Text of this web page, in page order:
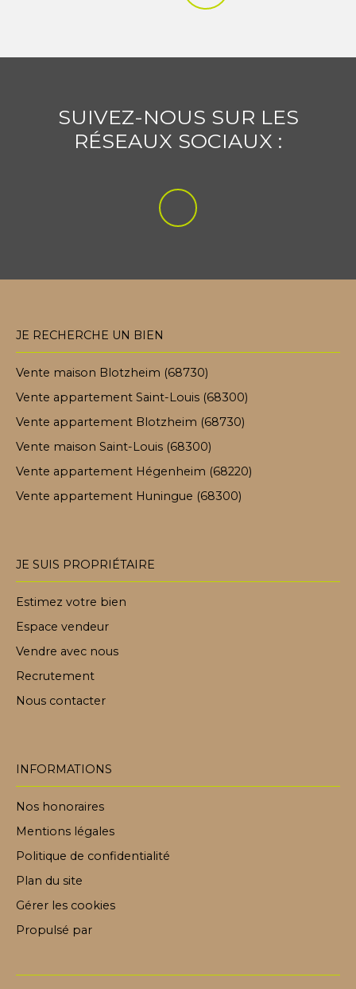
SUIVEZ-NOUS SUR LES
RÉSEAUX SOCIAUX :
JE RECHERCHE UN BIEN
Vente maison Blotzheim (68730)
Vente appartement Saint-Louis (68300)
Vente appartement Blotzheim (68730)
Vente maison Saint-Louis (68300)
Vente appartement Hégenheim (68220)
Vente appartement Huningue (68300)
JE SUIS PROPRIÉTAIRE
Estimez votre bien
Espace vendeur
Vendre avec nous
Recrutement
Nous contacter
INFORMATIONS
Nos honoraires
Mentions légales
Politique de confidentialité
Plan du site
Gérer les cookies
Propulsé par